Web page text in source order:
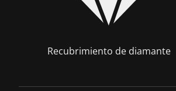
Recubrimiento de diamante